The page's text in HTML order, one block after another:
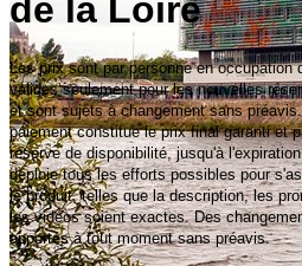
de la Loire
Les prix sont par personne en occupation
valides seulement pour les nouvelles
et sont sujets à changement sans
paiement constitue le prix final garanti et
réserve de disponibilité, jusqu'à
déploie tous les efforts possibles pour
le produit, telles que la description, les
les vidéos soient exactes. Des
apportés à tout moment sans préavis.